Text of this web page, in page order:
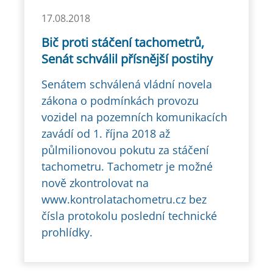
17.08.2018
Bič proti stáčení tachometrů,
Senát schválil přísnější postihy
Senátem schválená vládní novela
zákona o podmínkách provozu
vozidel na pozemních komunikacích
zavádí od 1. října 2018 až
půlmilionovou pokutu za stáčení
tachometru. Tachometr je možné
nově zkontrolovat na
www.kontrolatachometru.cz bez
čísla protokolu poslední technické
prohlídky.